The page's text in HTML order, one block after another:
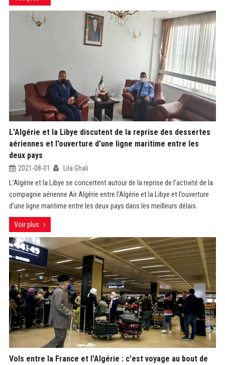
L'Algérie et la Libye discutent de la reprise des dessertes
aériennes et l'ouverture d'une ligne maritime entre les
deux pays
2021-08-01 Lila Ghali
L'Algérie et la Libye se concertent autour de la reprise de l’activité de la
compagnie aérienne Air Algérie entre l’Algérie et la Libye et l’ouverture
d’une ligne maritime entre les deux pays dans les meilleurs délais.
Voir plus
Vols entre la France et l'Algérie : c'est voyage au bout de